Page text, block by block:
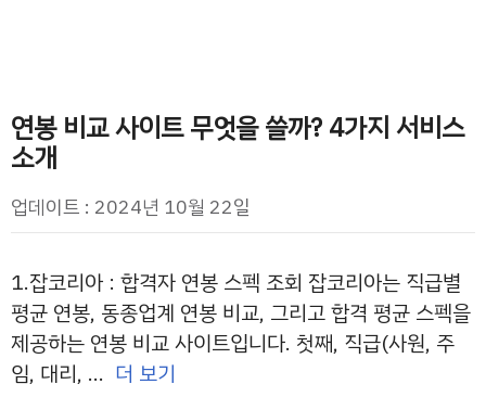
연봉 비교 사이트 무엇을 쓸까? 4가지 서비스
소개
업데이트 : 2024년 10월 22일
1.잡코리아 : 합격자 연봉 스펙 조회 잡코리아는 직급별
평균 연봉, 동종업계 연봉 비교, 그리고 합격 평균 스펙을
제공하는 연봉 비교 사이트입니다. 첫째, 직급(사원, 주
임, 대리, … 더 보기